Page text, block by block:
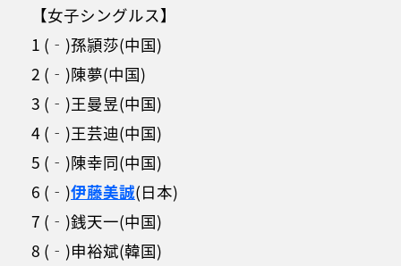
【女子シングルス】
1 (‐)孫頴莎(中国)
2 (‐)陳夢(中国)
3 (‐)王曼昱(中国)
4 (‐)王芸迪(中国)
5 (‐)陳幸同(中国)
6 (‐)伊藤美誠(日本)
7 (‐)銭天一(中国)
8 (‐)申裕斌(韓国)